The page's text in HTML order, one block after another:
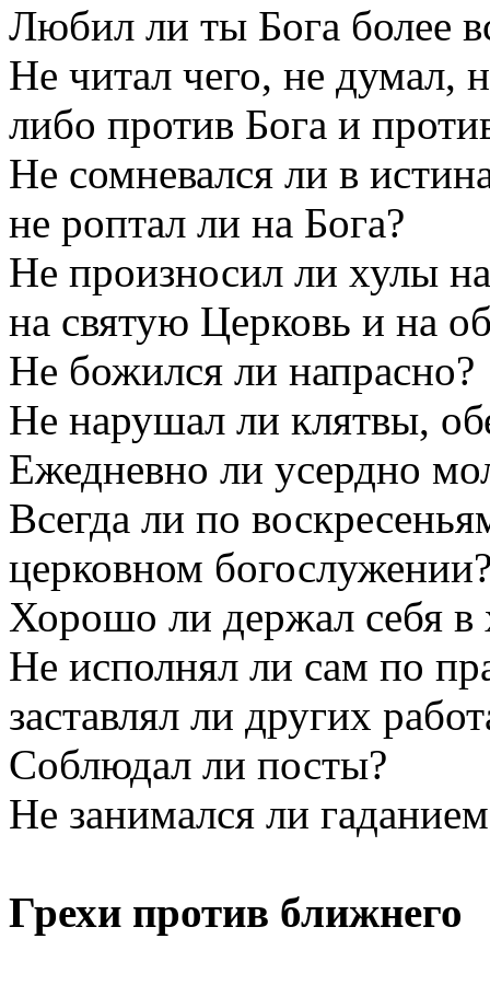
Любил ли ты Бога более
Не читал чего, не думал,
либо против Бога и
Не сомневался ли в
не роптал ли на Бога?
Не произносил ли хулы
на святую Церковь и на
Не божился ли напрасно?
Не нарушал ли клятвы,
Ежедневно ли усердно
Всегда ли по
церковном
Хорошо ли держал себя в
Не исполнял ли сам по
заставлял ли других
Соблюдал ли посты?
Не занимался ли
Грехи против ближнего